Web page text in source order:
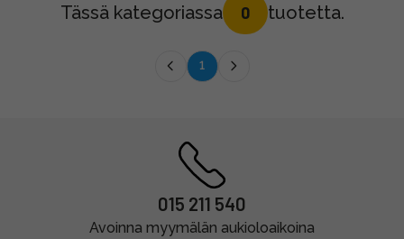
Tässä kategoriassa 0 tuotetta.
1
015 211 540
Avoinna myymälän aukioloaikoina